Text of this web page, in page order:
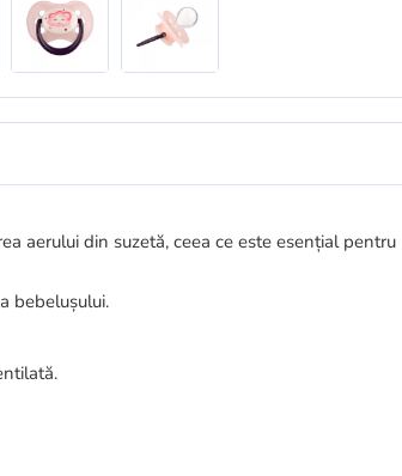
aerului din suzetă, ceea ce este esențial pentru
bebelușului.